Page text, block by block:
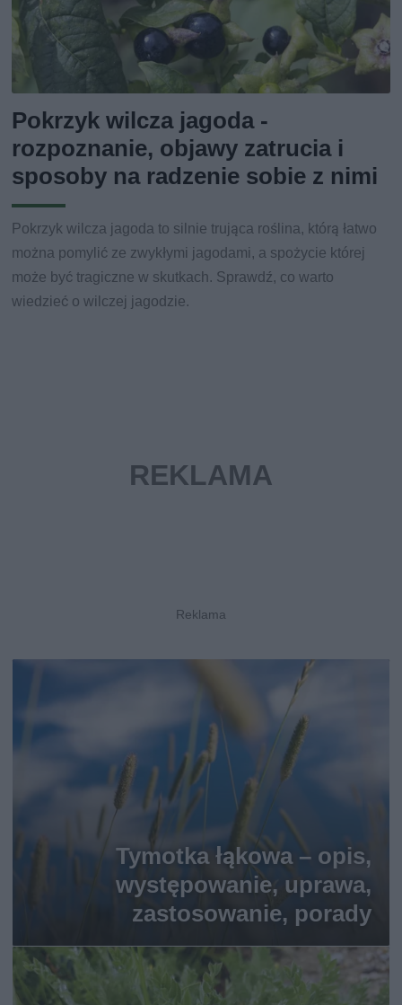
Pokrzyk wilcza jagoda -
rozpoznanie, objawy zatrucia i
sposoby na radzenie sobie z nimi
Pokrzyk wilcza jagoda to silnie trująca roślina, którą łatwo
można pomylić ze zwykłymi jagodami, a spożycie której
może być tragiczne w skutkach. Sprawdź, co warto
wiedzieć o wilczej jagodzie.
Tymotka łąkowa – opis,
występowanie, uprawa,
zastosowanie, porady